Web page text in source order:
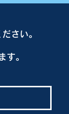
さい。
す。